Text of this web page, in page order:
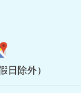
日除外）